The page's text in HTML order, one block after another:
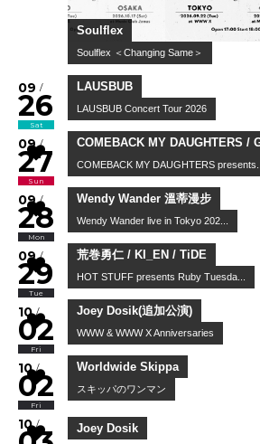
Soulflex
Soulflex ＜Changing Same＞
09 /
26
Sat
LAUSBUB
09
27
Sun